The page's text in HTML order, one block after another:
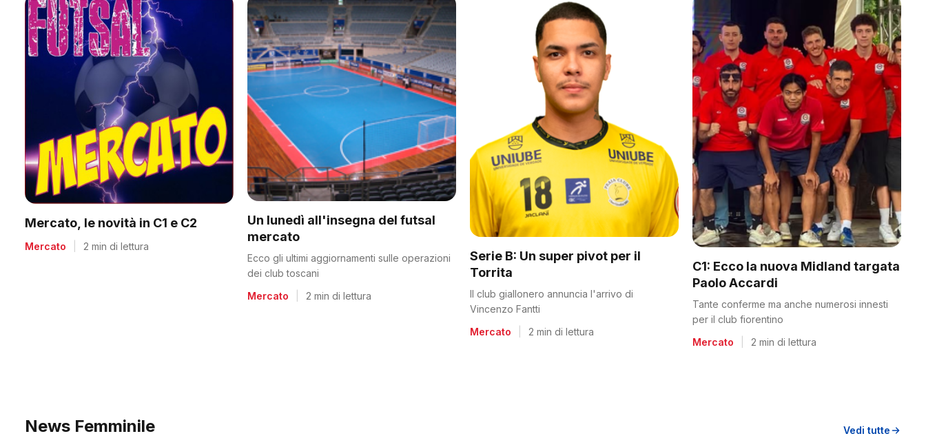
Mercato, le novità in C1 e C2
Mercato 2 min di lettura
Un lunedì all'insegna del futsal
mercato
Ecco gli ultimi aggiornamenti sulle operazioni
dei club toscani
Mercato
2 min di lettura
Serie B: Un super pivot per il
Torrita
Il club giallonero annuncia l'arrivo di
Vincenzo Fantti
Mercato
2 min di lettura
C1: Ecco la nuova Midland targata
Paolo Accardi
Tante conferme ma anche numerosi innesti
per il club fiorentino
Mercato
2 min di lettura
News Femminile Vedi tutte